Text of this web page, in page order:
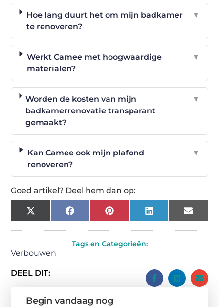
Hoe lang duurt het om mijn badkamer
te renoveren?
▼
Werkt Camee met hoogwaardige
materialen?
▼
Worden de kosten van mijn
badkamerrenovatie transparant
gemaakt?
▼
Kan Camee ook mijn plafond
renoveren?
▼
Goed artikel? Deel hem dan op:
X
(Twitter)
FacebookPinterestLinkedIn Email
Tags en Categorieën:
Verbouwen
DEEL DIT:
Begin vandaag nog